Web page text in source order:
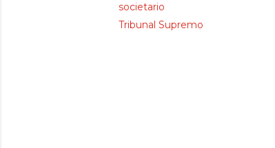
societario
Tribunal Supremo